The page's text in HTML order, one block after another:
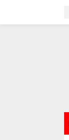
konten